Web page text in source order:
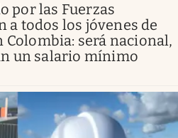
por las Fuerzas
a todos los jóvenes de
Colombia: será nacional,
un salario mínimo